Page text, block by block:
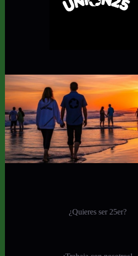
¿Quieres ser 25er?